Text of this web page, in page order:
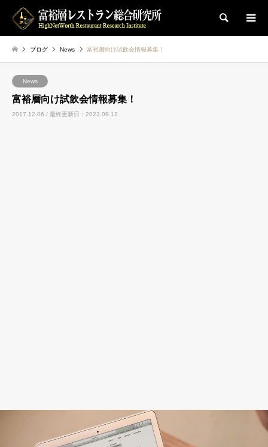
検索
ブログ News 富裕層向け試飲会情報募集！
News
富裕層向け試飲会情報募集！
2017.12.06 / 最終更新日：2023.09.12